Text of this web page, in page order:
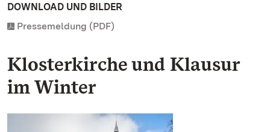
DOWNLOAD UND BILDER
Pressemeldung (PDF)
Klosterkirche und Klausur
im Winter